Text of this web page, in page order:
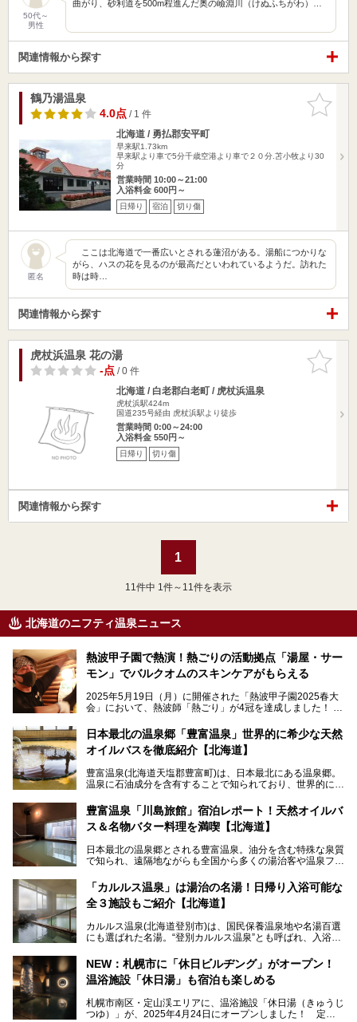
50代～
男性
曲がり、砂利道を500m程進んだ奥の嶮淵川（けぬふちがわ）…
関連情報から探す
お気に入
りに追加
鶴乃湯温泉
4.0点/ 1 件
北海道 / 勇払郡安平町
早来駅1.73km
早来駅より車で5分千歳空港より車で２０分.苫小牧より30
分
営業時間 10:00～21:00
入浴料金 600円～
日帰り 宿泊 切り傷
匿名
ここは北海道で一番広いとされる蓮沼がある。湯船につかりな
がら、ハスの花を見るのが最高だといわれているようだ。訪れた
時は時…
関連情報から探す
お気に入
りに追加
虎杖浜温泉 花の湯
-点/ 0 件
北海道 / 白老郡白老町 / 虎杖浜温泉
虎杖浜駅424m
国道235号経由 虎杖浜駅より徒歩
営業時間 0:00～24:00
入浴料金 550円～
日帰り 切り傷
関連情報から探す
1
11 件中 1件～11件を表示
北海道のニフティ温泉ニュース
熱波甲子園で熱演！熱ごりの活動拠点「湯屋・サー
モン」でバルクオムのスキンケアがもらえる
2025年5月19日（月）に開催された「熱波甲子園2025春大
会」において、熱波師「熱ごり」が4冠を達成しました！
動拠点である北海道の銭湯「湯屋・サーモン」にて、メンズ
スキンケアブランド バルクオムの「ONE DAY KIT」を数量
限定でプレゼントいたします。
で、ぜひお試しください。※6月13日配布開始、なくなり次
第終了
───
提供元：株式会社バルクオム【PR】
この記事は株式会社バルクオム商品のPR記事です。
日本最北の温泉郷「豊富温泉」世界的に希少な天然
オイルバスを徹底紹介【北海道】
豊富温泉(北海道天塩郡豊富町)は、日本最北にある温泉郷。
温泉に石油成分を含有することで知られており、世界的にも
に特効があると言われ、遠隔地ながらも全国から湯治・療養
目的で多くの人々が訪れます。
地体験し、独自の視点で豊富温泉の“天然オイルバス”をレポ
ート。温泉地概要や日帰り入浴施設をはじめ、宿泊施設・ア
豊富温泉「川島旅館」宿泊レポート！天然オイルバ
ス＆名物バター料理を満喫【北海道】
日本最北の温泉郷とされる豊富温泉。油分を含む特殊な泉質
で知られ、遠隔地ながらも全国から多くの湯治客や温泉ファ
「川島旅館」は、豊富温泉の開湯当初から営業する老舗旅
館。とりわけ温泉の良さと名物のバター料理に定評があり、
の温泉や料理をはじめ、パブリックスペース・客室など宿の
全貌を徹底的にご紹介します！
「カルルス温泉」は湯治の名湯！日帰り入浴可能な
全３施設もご紹介【北海道】
カルルス温泉(北海道登別市)は、国民保養温泉地や名湯百選
にも選ばれた名湯。“登別カルルス温泉”とも呼ばれ、入浴剤
豊かな登別温泉とは対照的な存在で、今も湯治場的な要素が
残る閑静な温泉地です。
地体験し、カルルス温泉をご紹介。温泉地の概要や泉質解説
をはじめ、日帰り入浴可能な全３施設の紹介・周辺観光・ア
NEW：札幌市に「休日ビルヂング」がオープン！
温浴施設「休日湯」も宿泊も楽しめる
札幌市南区・定山渓エリアに、温浴施設「休日湯（きゅうじ
つゆ）」が、2025年4月24日にオープンしました！ 定山